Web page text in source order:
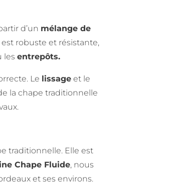
d’un mélange de
robuste et résistante,
les entrepôts.
Le lissage et le
la chape traditionnelle
traditionnelle. Elle est
Chape Fluide, nous
et ses environs.